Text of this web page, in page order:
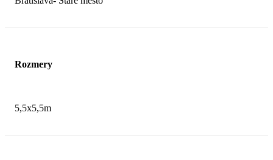
Rozmery
5,5x5,5m